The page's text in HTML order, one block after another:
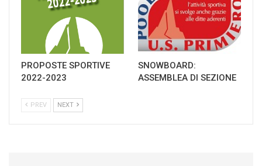
PROPOSTE SPORTIVE
2022-2023
SNOWBOARD:
ASSEMBLEA DI SEZIONE
PREV NEXT